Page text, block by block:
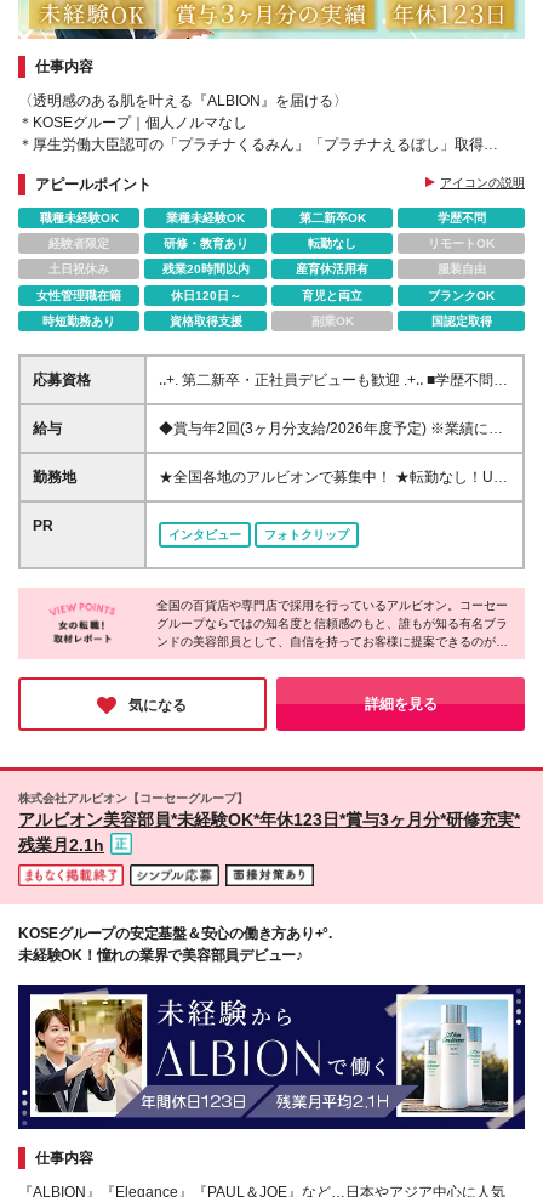
仕事内容
〈透明感のある肌を叶える『ALBION』を届ける〉
＊KOSEグループ｜個人ノルマなし
＊厚生労働大臣認可の「プラチナくるみん」「プラチナえるぼし」取得
＊新商品などの化粧品支給
アピールポイント アイコンの説明
職種未経験OK 業種未経験OK 第二新卒OK
学歴不問
経験者限定
研修・教育あり 転勤なし
リモートOK
土日祝休み
残業20時間以内 産育休活用有
服装自由
女性管理職在籍
休日120日～ 育児と両立
ブランクOK
時短勤務あり
資格取得支援 副業OK 国認定取得
応募資格
‥+. 第二新卒・正社員デビューも歓迎 .+‥ ■学歴不問 ■
未経験OK ‥+. こんな方を求めています！ .+‥ □美容・
コスメ・スキンケアに興味・関心がある □スキンケ
とが好き、人の相談に乗ることが多い □30代、40代、
50代とずっと扱えるブランドを提案したい □接遇マナ
10月以降 ※応相談可 ・研修は東京都（港区）にて
ト！同じ時期に入社した仲間と励まし合いながら学べ
るので、初めての環境でも心強く安心です◎研修期間
も楽しく充実した時間を過ごせます♪
給与
◆賞与年2回(3ヶ月分支給/2026年度予定) ※業績によ
る ◆月収25万円を超えるスタートも可！ ◆入社初年
度で年収380万円のメンバーも （東京・神奈川） ◆
給＋時間外手当 ＜ 埼玉・千葉・愛知・大阪・兵庫・
月給215,000円～月給245,000円＋同上 ＜ その他都道
府県 ＞ 月給210,000円～月給240,000円＋同上 ※経
験・スキルを考慮の上、当社規定に基づいて決定しま
遇条件面での変更はありません。 《年収アップ例》
▼入社1年目…年収360万円 ▼入社2年目…年収370万
在住の場合・賞与2回含む 《ゆくゆくは》 将来的には
［店舗運営を行うマネジメント］や ［複数店舗を統
す。 収入UPの仕組みも整えており、 資格取得手当や
役職手当などもご用意しています！
勤務地
★全国各地のアルビオンで募集中！ ★転勤なし！U／
Iターン歓迎！ ★お住まいを考慮し配属先を決定しま
す♪ *・゜゜・*:.。..。.:*・゜・*:.。. .。.:*・゜゜ ご自
宅から通勤可能な地域（目安90分圏内）の店舗へ配属
当社規定により、勤務地によってはマイカー通勤も可
*・゜゜・*:.。..。.:*・゜・*:.。. .。.:*・゜゜ ＼ 以下の
エリアは特に積極採用中！ ／ 東京23区、千葉県エリ
ア、浜松市、大分市 *・゜゜・*:.。..。.:*・゜・*:.。.
.。.:*・゜゜ ＜その他 募集エリア＞ 青森県、宮城県、
茨城県、栃木県、埼玉県、千葉県、東京都、神奈川
県、新潟県、山梨県、長野県、岐阜県、静岡県、愛知
県、三重県、滋賀県、京都府、大阪府、兵庫県、広島
PR
インタビュー フォトクリップ
全国の百貨店や専門店で採用を行っているアルビオン。コーセー
グループならではの知名度と信頼感のもと、誰もが知る有名ブラ
ンドの美容部員として、自信を持ってお客様に提案できるのが魅
力です！
【年間休日123日／残業月平均2.1時間／育休復職率95％】と、
働きやすさも抜群。実際に勤続年数は8.8年と、女性が長く活躍
しています。ゆとりある働き方をしながら、お客様に必要な接客
をお届けしたい方にオススメです♪
気になる 詳細を見る
株式会社アルビオン【コーセーグループ】
アルビオン美容部員*未経験OK*年休123日*賞与3ヶ月分*研修充実*
残業月2.1h
KOSEグループの安定基盤＆安心の働き方あり+°.
未経験OK！憧れの業界で美容部員デビュー♪
仕事内容
『ALBION』『Elegance』『PAUL＆JOE』など…日本やアジア中心に人気